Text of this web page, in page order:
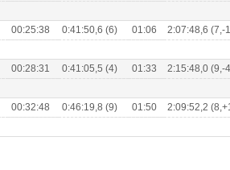
00:25:38 0:41:50,6 (6) 01:06 2:07:48,6 (7,-
00:28:31 0:41:05,5 (4) 01:33 2:15:48,0 (9,-
00:32:48 0:46:19,8 (9) 01:50 2:09:52,2